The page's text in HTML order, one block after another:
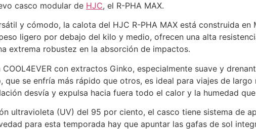
casco modular de HJC, el R-PHA MAX.
y cómodo, la calota del HJC R-PHA MAX está construida en
ligero por debajo del kilo y medio, ofrecen una alta
extrema robustez en la absorción de impactos.
con extractos Ginko, especialmente suave y
se enfría más rápido que otros, es ideal para viajes de
desvía y expulsa hacia fuera todo el calor y la humedad
ultravioleta (UV) del 95 por ciento, el casco tiene sistema de
para esta temporada hay que apuntar las gafas de sol